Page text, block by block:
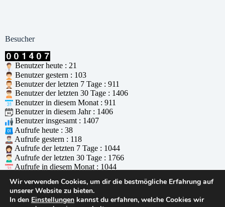
Besucher
Benutzer heute : 21
Benutzer gestern : 103
Benutzer der letzten 7 Tage : 911
Benutzer der letzten 30 Tage : 1406
Benutzer in diesem Monat : 911
Benutzer in diesem Jahr : 1406
Benutzer insgesamt : 1407
Aufrufe heute : 38
Aufrufe gestern : 118
Aufrufe der letzten 7 Tage : 1044
Aufrufe der letzten 30 Tage : 1766
Aufrufe in diesem Monat : 1044
Aufrufe insgesamt : 1767
Wer ist online : 2
Unterstützt durchWPS Visitor Counter
Wir verwenden Cookies, um dir die bestmögliche Erfahrung auf
unserer Website zu bieten.
In den Einstellungen kannst du erfahren, welche Cookies wir